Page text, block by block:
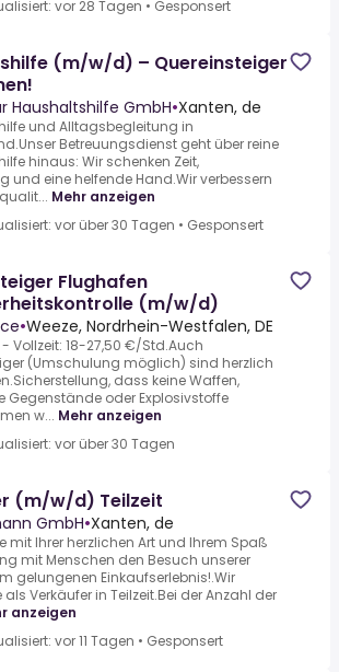
vor 28 Tagen • Gesponsert
(m/w/d) – Quereinsteiger
Haushaltshilfe GmbH•Xanten, de
und Alltagsbegleitung in
Betreuungsdienst geht über reine
hinaus: Wir schenken Zeit,
und eine helfende Hand.Wir verbessern
Mehr anzeigen
vor über 30 Tagen • Gesponsert
Flughafen
(m/w/d)
•Weeze, Nordrhein-Westfalen, DE
- Vollzeit: 18-27,50 €/Std.Auch
(Umschulung möglich) sind herzlich
dass keine Waffen,
Gegenstände oder Explosivstoffe
w... Mehr anzeigen
vor über 30 Tagen
(m/w/d) Teilzeit
GmbH•Xanten, de
mit Ihrer herzlichen Art und Ihrem Spaß
mit Menschen den Besuch unserer
gelungenen Einkaufserlebnis!.Wir
als Verkäufer in Teilzeit.Bei der Anzahl der
anzeigen
vor 11 Tagen • Gesponsert